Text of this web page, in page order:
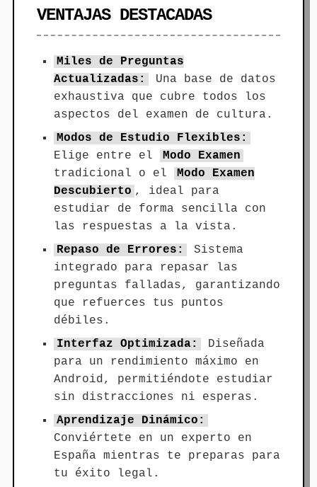
VENTAJAS DESTACADAS
Miles de Preguntas
Actualizadas:
Una base de datos
exhaustiva que cubre todos los
aspectos del examen de cultura.
Modos de Estudio Flexibles:
Elige entre el
Modo Examen
tradicional o el
Modo Examen
Descubierto , ideal para
estudiar de forma sencilla con
las respuestas a la vista.
Repaso de Errores:
Sistema
integrado para repasar las
preguntas falladas, garantizando
que refuerces tus puntos
débiles.
Interfaz Optimizada:
Diseñada
para un rendimiento máximo en
Android, permitiéndote estudiar
sin distracciones ni esperas.
Aprendizaje Dinámico:
Conviértete en un experto en
España mientras te preparas para
tu éxito legal.